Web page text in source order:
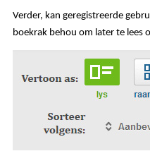
Verder, kan geregistreerde
boekrak behou om later te lees